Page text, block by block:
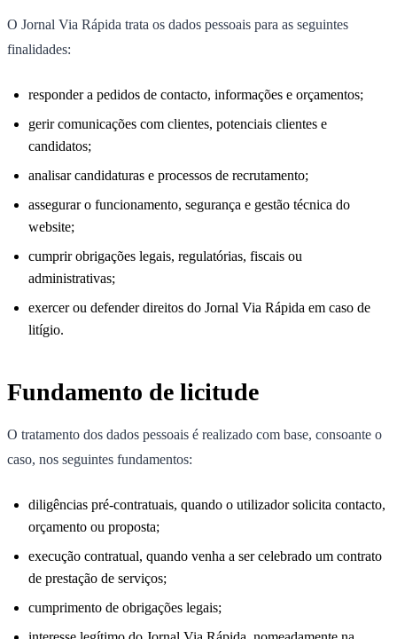
O Jornal Via Rápida trata os dados pessoais para as seguintes
finalidades:
responder a pedidos de contacto, informações e orçamentos;
gerir comunicações com clientes, potenciais clientes e
candidatos;
analisar candidaturas e processos de recrutamento;
assegurar o funcionamento, segurança e gestão técnica do
website;
cumprir obrigações legais, regulatórias, fiscais ou
administrativas;
exercer ou defender direitos do Jornal Via Rápida em caso de
litígio.
Fundamento de licitude
O tratamento dos dados pessoais é realizado com base, consoante o
caso, nos seguintes fundamentos:
diligências pré-contratuais, quando o utilizador solicita contacto,
orçamento ou proposta;
execução contratual, quando venha a ser celebrado um contrato
de prestação de serviços;
cumprimento de obrigações legais;